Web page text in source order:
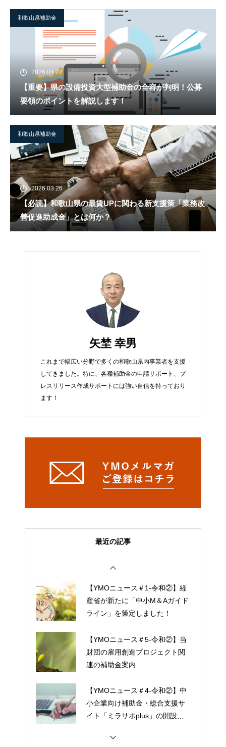
和歌山県補助金
2026.04.22
【重要】県の設備投資大型補助金の全容が判明！公募
要領のポイントを解説します！
和歌山県補助金
2026.03.26
【必読】和歌山県の最賃UPに関わる新支援策「業務改
善促進助成金」とは何か？
矢埜 幸男
これまで幅広い分野で多くの和歌山県内事業者を支援
してきました。特に、各種補助金の申請サポート、プ
レスリリース作成サポートには強い自信を持っており
ます！
最近の記事
【YMOニュース＃1-令和②】経
産省が新たに「中小M＆Aガイド
ライン」を策定しました！
【YMOニュース＃5-令和②】当
財団の雇用創造プロジェクト関
連の補助金案内
【YMOニュース＃4-令和②】中
小企業向け補助金・総合支援サ
イト「ミラサポplus」の開設に